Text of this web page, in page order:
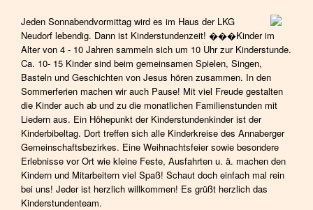
Jeden Sonnabendvormittag wird es im Haus der LKG
Neudorf lebendig. Dann ist Kinderstundenzeit! ���Kinder im
Alter von 4 - 10 Jahren sammeln sich um 10 Uhr zur Kinderstunde.
Ca. 10- 15 Kinder sind beim gemeinsamen Spielen, Singen,
Basteln und Geschichten von Jesus hören zusammen. In den
Sommerferien machen wir auch Pause! Mit viel Freude gestalten
die Kinder auch ab und zu die monatlichen Familienstunden mit
Liedern aus. Ein Höhepunkt der Kinderstundenkinder ist der
Kinderbibeltag. Dort treffen sich alle Kinderkreise des Annaberger
Gemeinschaftsbezirkes. Eine Weihnachtsfeier sowie besondere
Erlebnisse vor Ort wie kleine Feste, Ausfahrten u. ä. machen den
Kindern und Mitarbeitern viel Spaß! Schaut doch einfach mal rein
bei uns! Jeder ist herzlich willkommen! Es grüßt herzlich das
Kinderstundenteam.